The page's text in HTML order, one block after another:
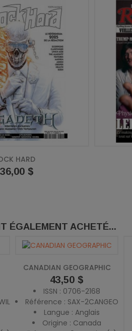
HARD
$
ÉGALEMENT ACHETÉ...
CANADIAN GEOGRAPHIC
Prix
43,50 $
ISSN : 0706-2168
Référence : SAX-2CANGEO
Langue : Anglais
Origine : Canada